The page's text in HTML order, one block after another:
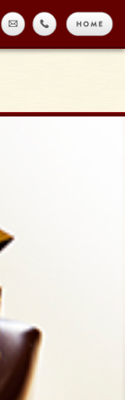
online shop
メール tell